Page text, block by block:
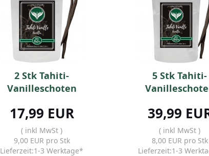
2 Stk Tahiti-
Vanilleschoten
17,99 EUR
( inkl MwSt )
9,00 EUR pro Stk
Lieferzeit:1-3 Werktage*
5 Stk Tahiti-
39,99
( inkl MwSt )
8,00 EUR pro Stk
Lieferzeit:1-3